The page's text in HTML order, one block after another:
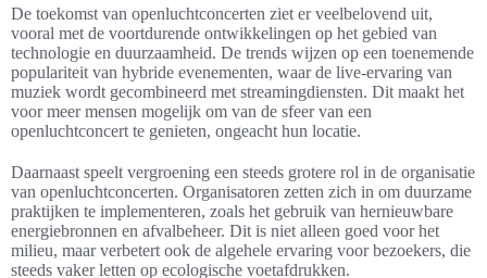
De toekomst van openluchtconcerten ziet er veelbelovend uit,
vooral met de voortdurende ontwikkelingen op het gebied van
technologie en duurzaamheid. De trends wijzen op een toenemende
populariteit van hybride evenementen, waar de live-ervaring van
muziek wordt gecombineerd met streamingdiensten. Dit maakt het
voor meer mensen mogelijk om van de sfeer van een
openluchtconcert te genieten, ongeacht hun locatie.
Daarnaast speelt vergroening een steeds grotere rol in de organisatie
van openluchtconcerten. Organisatoren zetten zich in om duurzame
praktijken te implementeren, zoals het gebruik van hernieuwbare
energiebronnen en afvalbeheer. Dit is niet alleen goed voor het
milieu, maar verbetert ook de algehele ervaring voor bezoekers, die
steeds vaker letten op ecologische voetafdrukken.